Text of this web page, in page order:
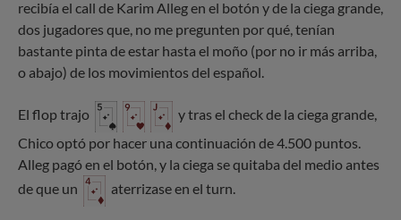
recibía el call de Karim Alleg en el botón y de la ciega grande,
dos jugadores que, no me pregunten por qué, tenían
bastante pinta de estar hasta el moño (por no ir más arriba,
o abajo) de los movimientos del español.
El flop trajo
y tras el check de la ciega grande,
Chico optó por hacer una continuación de 4.500 puntos.
Alleg pagó en el botón, y la ciega se quitaba del medio antes
de que un
aterrizase en el turn.